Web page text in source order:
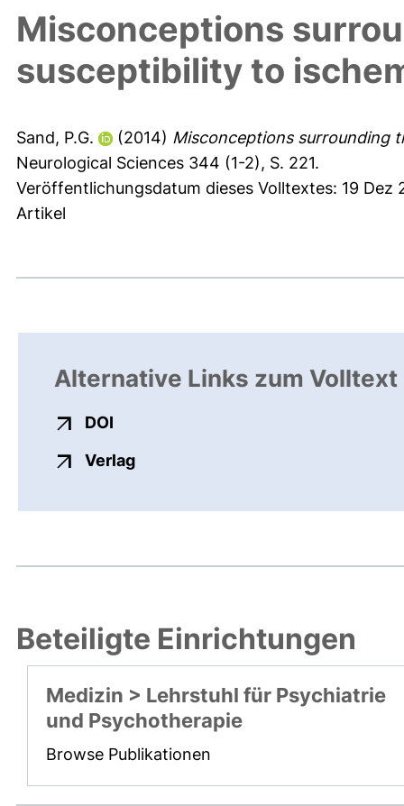
Misconceptions
susceptibility to
Sand, P.G. (2014) Misconceptions surrounding
Neurological Sciences 344 (1-2), S. 221.
Veröffentlichungsdatum dieses Volltextes: 19 Dez
Artikel
Alternative Links zum Volltext
DOI
Verlagexterner Link, öffnet neues
Beteiligte Einrichtungen
Medizin > Lehrstuhl für Psychiatrie
und Psychotherapie
Browse Publikationen